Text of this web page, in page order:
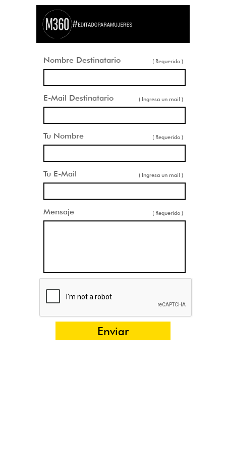
Nombre Destinatario ( Requerido )
E-Mail Destinatario ( Ingresa un mail )
Tu Nombre ( Requerido )
Tu E-Mail ( Ingresa un mail )
Mensaje ( Requerido )